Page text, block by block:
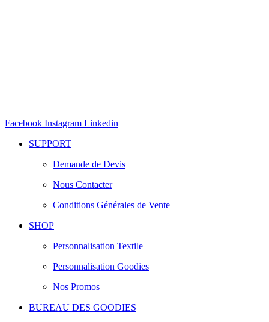
Facebook Instagram Linkedin
SUPPORT
Demande de Devis
Nous Contacter
Conditions Générales de Vente
SHOP
Personnalisation Textile
Personnalisation Goodies
Nos Promos
BUREAU DES GOODIES